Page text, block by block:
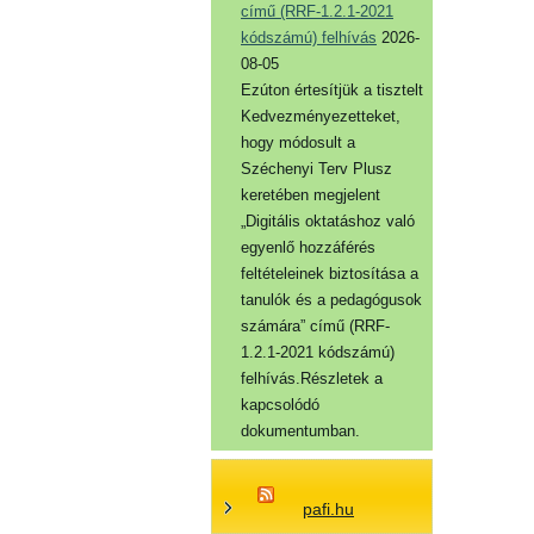
című (RRF-1.2.1-2021
kódszámú) felhívás 2026-
08-05
Ezúton értesítjük a tisztelt
Kedvezményezetteket,
hogy módosult a
Széchenyi Terv Plusz
keretében megjelent
„Digitális oktatáshoz való
egyenlő hozzáférés
feltételeinek biztosítása a
tanulók és a pedagógusok
számára” című (RRF-
1.2.1-2021 kódszámú)
felhívás.Részletek a
kapcsolódó
dokumentumban.
pafi.hu